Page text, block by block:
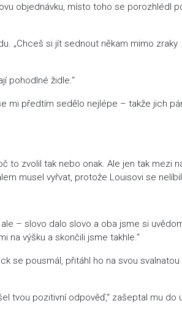
objednávku, místo toho se porozhlédl
„Chceš si jít sednout někam mimo zraky
pohodlné židle.“
mi předtím sedělo nejlépe – takže jich
to zvolil tak nebo onak. Ale jen tak mezi
musel vyřvat, protože Louisovi se
– slovo dalo slovo a oba jsme si
na výšku a skončili jsme takhle.“
se pousmál, přitáhl ho na svou svalnatou
tvou pozitivní odpověď,“ zašeptal mu do